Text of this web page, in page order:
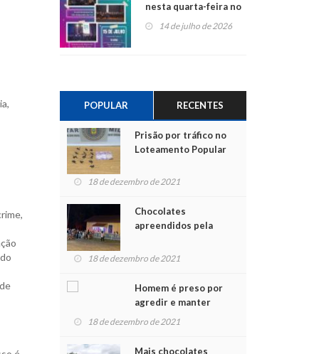
nesta quarta-feira no
Centro de Cultura de
14 de julho de 2026
POPULAR RECENTES
Prisão por tráfico no
Loteamento Popular
18 de dezembro de 2021
Chocolates
apreendidos pela
para crianças na
18 de dezembro de 2021
Homem é preso por
agredir e manter
mulher em cárcere
18 de dezembro de 2021
Mais chocolates